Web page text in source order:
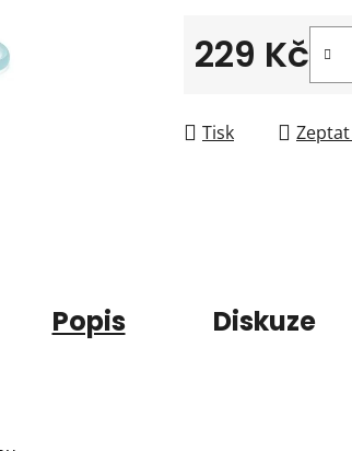
229 Kč
Tisk
Popis Diskuze